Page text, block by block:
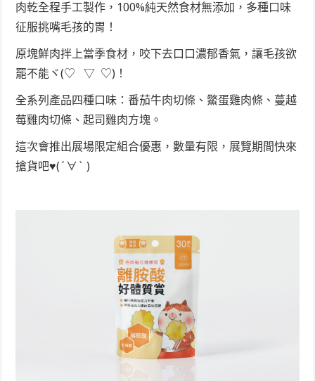
肉乾全程手工製作，100%純天然食材無添加，多種口味
征服挑嘴毛孩的胃！
原塊鮮肉拌上當季食材，咬下去口口濃郁香氣，讓毛孩欲
罷不能ヾ(♡ ▽ ♡)！
全系列產品四種口味：番茄牛肉切條、鱉蛋雞肉條、蔓越
莓雞肉切條、起司雞肉方塊。
這次會推出展場限定組合優惠，數量有限，展覽期間快來
搶貨吧♥(´∀` )